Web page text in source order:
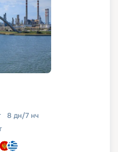
8 дн/7 нч